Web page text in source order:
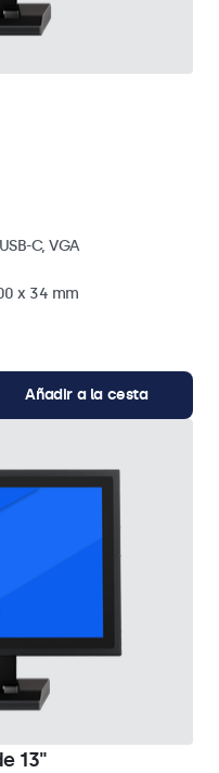
C, VGA
x 34 mm
Añadir a la cesta
13"